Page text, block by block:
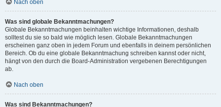
Nach oben
Was sind globale Bekanntmachungen?
Globale Bekanntmachungen beinhalten wichtige Informationen, deshalb
solltest du sie so bald wie möglich lesen. Globale Bekanntmachungen
erscheinen ganz oben in jedem Forum und ebenfalls in deinem persönlichen
Bereich. Ob du eine globale Bekanntmachung schreiben kannst oder nicht,
hängt von den durch die Board-Administration vergebenen Berechtigungen
ab.
Nach oben
Was sind Bekanntmachungen?